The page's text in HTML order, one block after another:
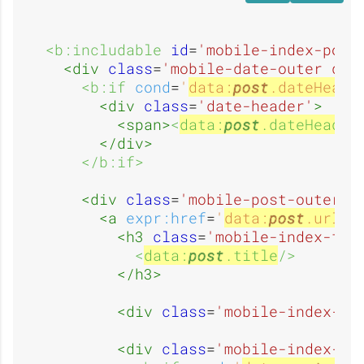
'
u
s
a
'
u
s
a
d
'
u
s
d
'
u
s
<b:includable id= 'mobile-index-
<div class= 'mobile-date-outer
<b:if cond= ' data:post
<div class= 'date-header' >
<span><data:post .dateHeader
</div>
</b:if>
<div class= 'mobile-post-outer'
<a expr:href= ' data:post .url
<h3 class= 'mobile-index-
<data:post .title/>
</h3>
<div class= 'mobile-index-
<div class= 'mobile-index-